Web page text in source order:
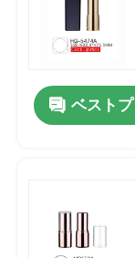
ベスト